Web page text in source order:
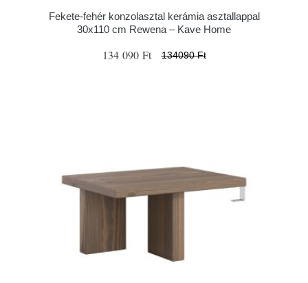
Fekete-fehér konzolasztal kerámia asztallappal
30x110 cm Rewena – Kave Home
134 090 Ft 134090 Ft